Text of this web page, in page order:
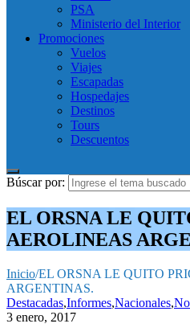
PSA
Ministerio del Interior
Promociones
Vuelos
Viajes
Escapadas
Hospedajes
Destinos
Tours
Descuentos
Búscar por:
EL ORSNA LE
AEROLINEAS
Inicio/EL ORSNA LE QUITO
ARGENTINAS.
Destacadas,Informes,Nacionales,
3 enero, 2017